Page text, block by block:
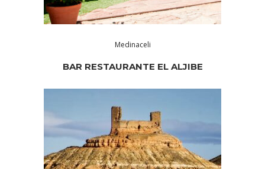
Medinaceli
BAR RESTAURANTE EL ALJIBE